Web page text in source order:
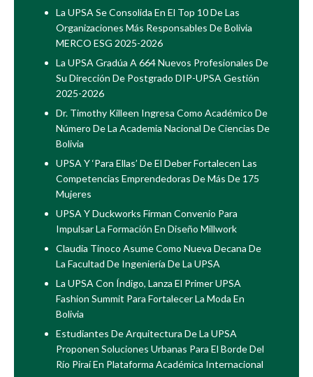
La UPSA Se Consolida En El Top 10 De Las
Organizaciones Más Responsables De Bolivia
MERCO ESG 2025-2026
La UPSA Gradúa A 664 Nuevos Profesionales De
Su Dirección De Postgrado DIP-UPSA Gestión
2025-2026
Dr. Timothy Killeen Ingresa Como Académico De
Número De La Academia Nacional De Ciencias De
Bolivia
UPSA Y ‘Para Ellas’ De El Deber Fortalecen Las
Competencias Emprendedoras De Más De 175
Mujeres
UPSA Y Duckworks Firman Convenio Para
Impulsar La Formación En Diseño Millwork
Claudia Tinoco Asume Como Nueva Decana De
La Facultad De Ingeniería De La UPSA
La UPSA Con Índigo, Lanza El Primer UPSA
Fashion Summit Para Fortalecer La Moda En
Bolivia
Estudiantes De Arquitectura De La UPSA
Proponen Soluciones Urbanas Para El Borde Del
Río Piraí En Plataforma Académica Internacional